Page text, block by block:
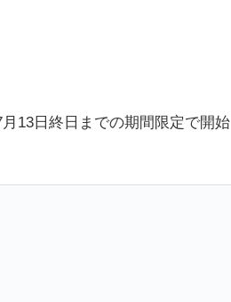
13日終日までの期間限定で開始